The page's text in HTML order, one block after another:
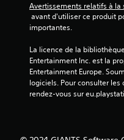
Avertissements relatifs à la
importantes.
La licence de la
Entertainment Inc. est la
Entertainment Europe.
logiciels. Pour consulter
rendez-vous sur